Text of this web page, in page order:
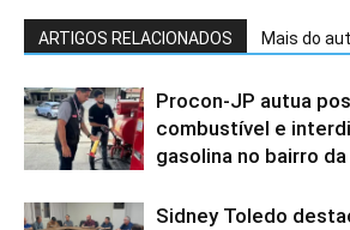
ARTIGOS RELACIONADOS Mais do
Procon-JP autua
combustível e
gasolina no bairro
Sidney Toledo